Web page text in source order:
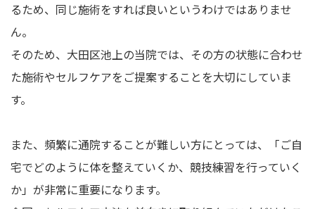
るため、同じ施術をすれば良いというわけではありませ
ん。
そのため、大田区池上の当院では、その方の状態に合わせ
た施術やセルフケアをご提案することを大切にしていま
す。
また、頻繁に通院することが難しい方にとっては、「ご自
宅でどのように体を整えていくか、競技練習を行っていく
か」が非常に重要になります。